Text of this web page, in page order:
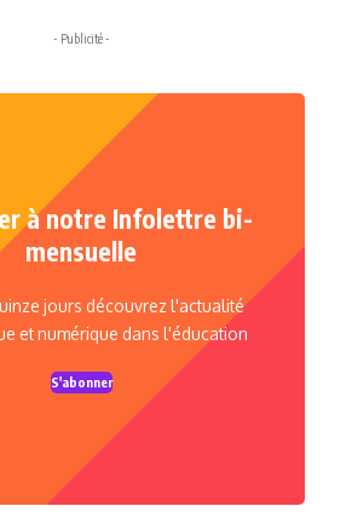
- Publicité -
à notre Infolettre bi-
mensuelle
jours découvrez l'actualité
et numérique dans l'éducation
S'abonner